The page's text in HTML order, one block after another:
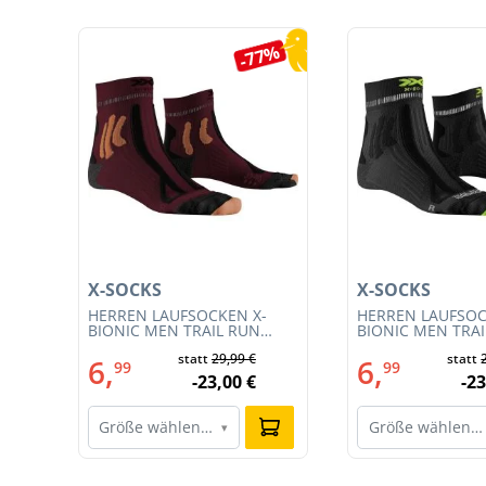
Produktgalerie überspringen
-77%
HERREN LAUFSOCKEN X-
BIONIC MEN TRAIL RUN
R019)
X-SOCKS
6,99 statt29,99 €
-23,00 €
Größe wählen… ▾
HERREN
BIONIC MEN
011)
X-SOCKS
6,99 statt
-
Größe wählen…